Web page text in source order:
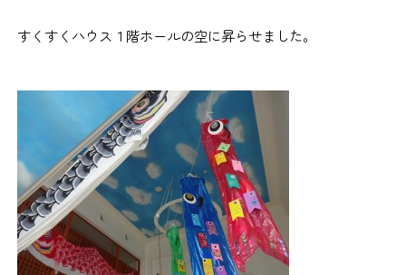
すくすくハウス１階ホールの空に昇らせました。